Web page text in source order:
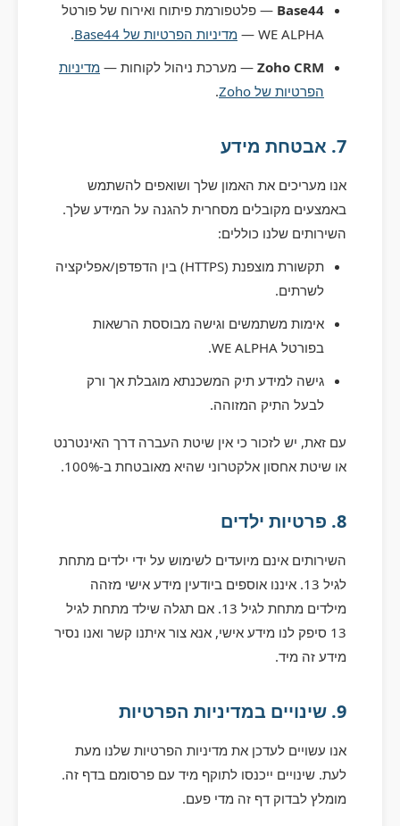
Base44 — פלטפורמת פיתוח ואירוח של פורטל
WE ALPHA —
מדיניות הפרטיות של Base44
.
Zoho CRM — מערכת ניהול לקוחות — מדיניות
הפרטיות של Zoho
.
7. אבטחת מידע
אנו מעריכים את האמון שלך ושואפים להשתמש
באמצעים מקובלים מסחרית להגנה על המידע שלך.
השירותים שלנו כוללים:
תקשורת מוצפנת (HTTPS) בין הדפדפן/אפליקציה
לשרתים.
אימות משתמשים וגישה מבוססת הרשאות
בפורטל WE ALPHA.
גישה למידע תיק המשכנתא מוגבלת אך ורק
לבעל התיק המזוהה.
עם זאת, יש לזכור כי אין שיטת העברה דרך האינטרנט
או שיטת אחסון אלקטרוני שהיא מאובטחת ב-100%.
8. פרטיות ילדים
השירותים אינם מיועדים לשימוש על ידי ילדים מתחת
לגיל 13. איננו אוספים ביודעין מידע אישי מזהה
מילדים מתחת לגיל 13. אם תגלה שילד מתחת לגיל
13 סיפק לנו מידע אישי, אנא צור איתנו קשר ואנו נסיר
מידע זה מיד.
9. שינויים במדיניות הפרטיות
אנו עשויים לעדכן את מדיניות הפרטיות שלנו מעת
לעת. שינויים ייכנסו לתוקף מיד עם פרסומם בדף זה.
מומלץ לבדוק דף זה מדי פעם.